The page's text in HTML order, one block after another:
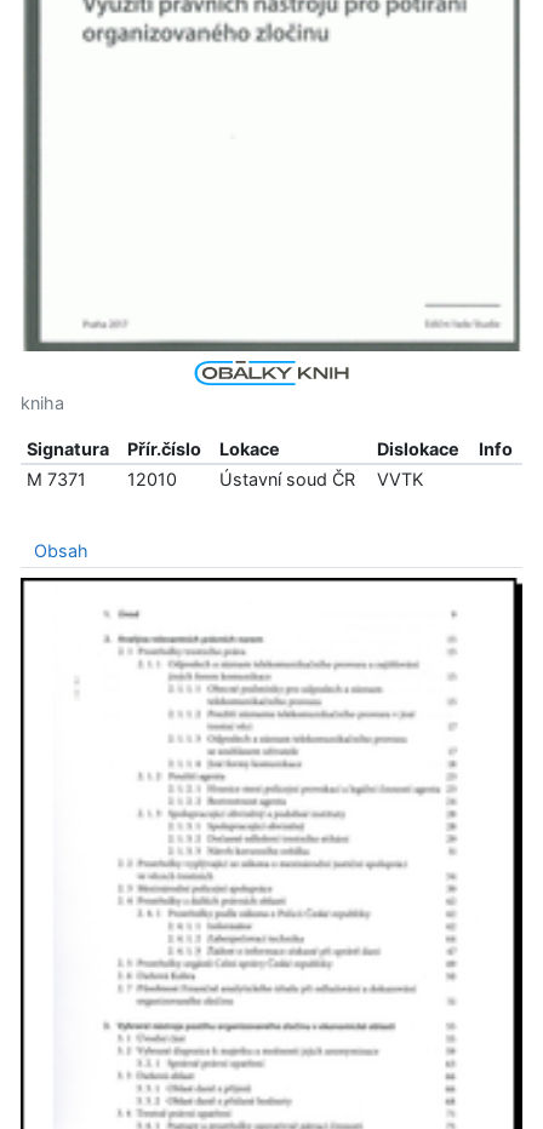
kniha
Signatura Přír.číslo Lokace Dislokace
Info
M 7371
12010 Ústavní soud ČR VVTK
Obsah